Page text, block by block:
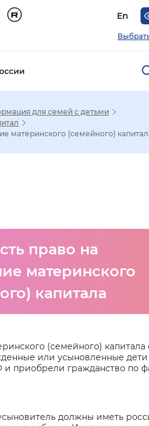
En
отображения
между буквами
Цвет сайта
Инверсивный
для семей с детьми
материнского (семейного)
право на
материнского
капитала
(семейного) капитала
или усыновленные
приобрели гражданство по
должны иметь